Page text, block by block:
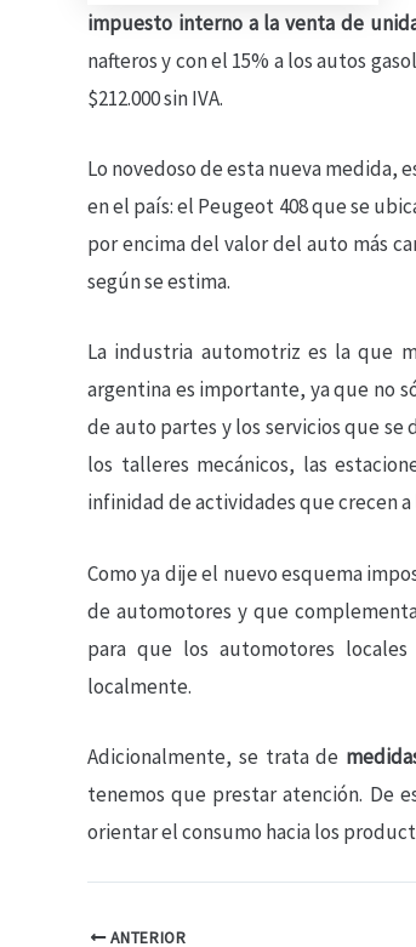
impuesto interno a la venta de
nafteros y con el 15% a los autos
$212.000 sin IVA.
Lo novedoso de esta nueva medida,
en el país: el Peugeot 408 que se
por encima del valor del auto más
según se estima.
La industria automotriz es la que
argentina es importante, ya que no
de auto partes y los servicios que
los talleres mecánicos, las
infinidad de actividades que crecen
Como ya dije el nuevo esquema
de automotores y que
para que los automotores
localmente.
Adicionalmente, se trata de
tenemos que prestar atención. De
orientar el consumo hacia los
ANTERIOR